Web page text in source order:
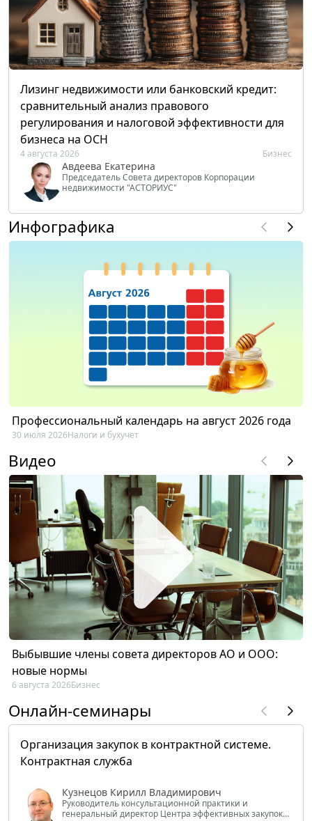
Лизинг недвижимости или банковский кредит:
сравнительный анализ правового
регулирования и налоговой эффективности для
бизнеса на ОСН
4 августа 2026 Бизнес
Авдеева Екатерина
Председатель Совета директоров Корпорации
недвижимости "АСТОРИУС"
Инфографика
Профессиональный календарь на август 2026 года
30 июля 2026Налоги и бухучет
Видео
Выбывшие члены совета директоров АО и ООО:
новые нормы
6 августа 2026Бизнес
Онлайн-семинары
Организация закупок в контрактной системе.
Контрактная служба
Кузнецов Кирилл Владимирович
Руководитель консультационной практики и
генеральный директор Центра эффективных закупок